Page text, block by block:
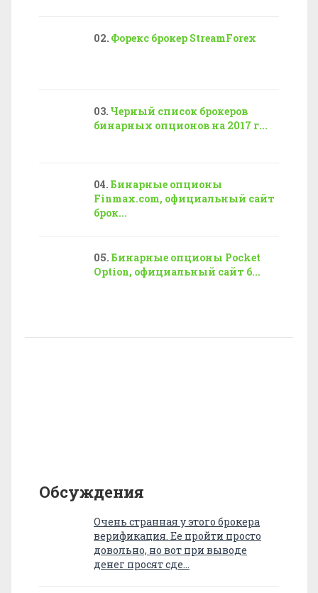
Форекс брокер StreamForex
Черный список брокеров
бинарных опционов на 2017 г...
Бинарные опционы
Finmax.com, официальный сайт
брок...
Бинарные опционы Pocket
Option, официальный сайт б...
Обсуждения
Очень странная у этого брокера
верификация. Ее пройти просто
довольно, но вот при выводе
денег просят сде…